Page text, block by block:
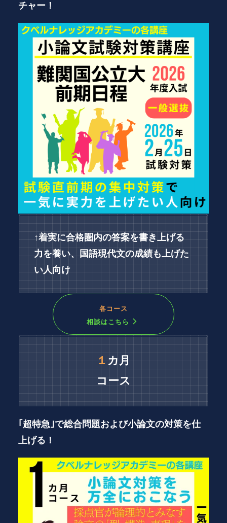
チャー！
↑着実に合格圏内の答案を書き上げる
力を養い、国語現代文の成績も上げた
い人向け
各コース
相談はこちら
１ カ月
コース
｢超特急｣で総合問題および小論文の対策を仕
上げる！